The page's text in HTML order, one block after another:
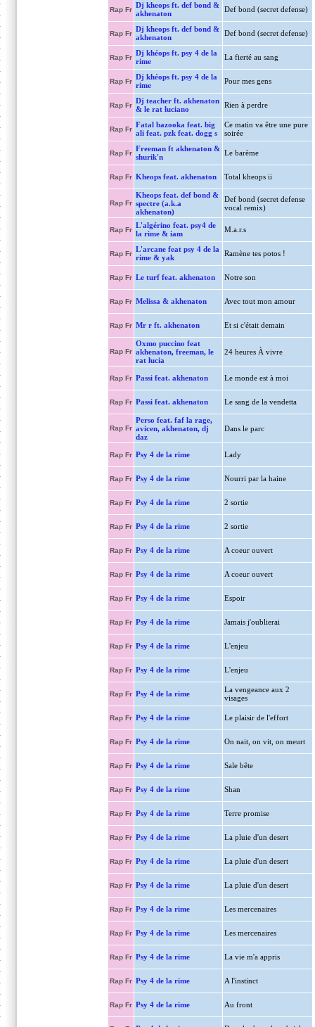
Rap Fr
Dj kheops ft. def bond &
akhenaton
Def bond (secret defense)
Rap Fr
Dj kheops ft. def bond &
akhenaton
Def bond (secret defense)
Rap Fr
Dj khéops ft. psy 4 de la
rime
La fierté au sang
Rap Fr
Dj khéops ft. psy 4 de la
rime
Pour mes gens
Rap Fr
Dj teacher ft. akhenaton
& le rat luciano
Rien à perdre
Rap Fr
Fatal bazooka feat. big
ali feat. pzk feat. dogg s
Ce matin va être une pure
soirée
Rap Fr
Freeman ft akhenaton &
shurik'n
Le barème
Rap Fr Kheops feat. akhenaton Total kheops ii
Rap Fr
Kheops feat. def bond &
spectre (a.k.a
akhenaton)
Def bond (secret defense
vocal remix)
Rap Fr
L'algérino feat. psy4 de
la rime & iam
M.a.r.s
Rap Fr
L'arcane feat psy 4 de la
rime & yak
Ramène tes potos !
Rap Fr Le turf feat. akhenaton Notre son
Rap Fr Melissa & akhenaton Avec tout mon amour
Rap Fr Mr r ft. akhenaton Et si c'était demain
Rap Fr
Oxmo puccino feat
akhenaton, freeman, le
rat lucia
24 heures À vivre
Rap Fr Passi feat. akhenaton Le monde est à moi
Rap Fr Passi feat. akhenaton Le sang de la vendetta
Rap Fr
Perso feat. faf la rage,
avicen, akhenaton, dj
daz
Dans le parc
Rap Fr Psy 4 de la rime Lady
Rap Fr Psy 4 de la rime Nourri par la haine
Rap Fr Psy 4 de la rime 2 sortie
Rap Fr Psy 4 de la rime 2 sortie
Rap Fr Psy 4 de la rime A coeur ouvert
Rap Fr Psy 4 de la rime A coeur ouvert
Rap Fr Psy 4 de la rime Espoir
Rap Fr Psy 4 de la rime Jamais j'oublierai
Rap Fr Psy 4 de la rime L'enjeu
Rap Fr Psy 4 de la rime L'enjeu
Rap Fr Psy 4 de la rime
La vengeance aux 2
visages
Rap Fr Psy 4 de la rime Le plaisir de l'effort
Rap Fr Psy 4 de la rime On nait, on vit, on meurt
Rap Fr Psy 4 de la rime Sale bête
Rap Fr Psy 4 de la rime Shan
Rap Fr Psy 4 de la rime Terre promise
Rap Fr Psy 4 de la rime La pluie d'un desert
Rap Fr Psy 4 de la rime La pluie d'un desert
Rap Fr Psy 4 de la rime La pluie d'un desert
Rap Fr Psy 4 de la rime Les mercenaires
Rap Fr Psy 4 de la rime Les mercenaires
Rap Fr Psy 4 de la rime La vie m'a appris
Rap Fr Psy 4 de la rime A l'instinct
Rap Fr Psy 4 de la rime Au front